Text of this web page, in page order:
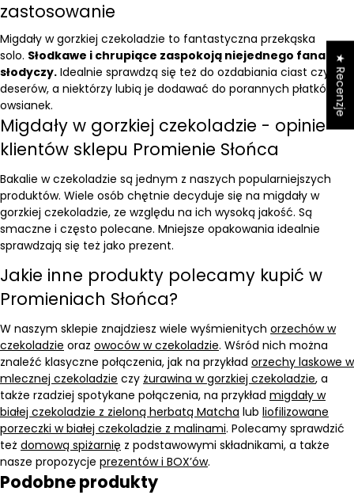
zastosowanie
Migdały w gorzkiej czekoladzie to fantastyczna przekąska
solo. Słodkawe i chrupiące zaspokoją niejednego fana
słodyczy. Idealnie sprawdzą się też do ozdabiania ciast czy
deserów, a niektórzy lubią je dodawać do porannych płatków i
owsianek.
Migdały w gorzkiej czekoladzie - opinie
klientów sklepu Promienie Słońca
Bakalie w czekoladzie są jednym z naszych popularniejszych
produktów. Wiele osób chętnie decyduje się na migdały w
gorzkiej czekoladzie, ze względu na ich wysoką jakość. Są
smaczne i często polecane. Mniejsze opakowania idealnie
sprawdzają się też jako prezent.
Jakie inne produkty polecamy kupić w
Promieniach Słońca?
W naszym sklepie znajdziesz wiele wyśmienitych orzechów w
czekoladzie oraz owoców w czekoladzie. Wśród nich można
znaleźć klasyczne połączenia, jak na przykład orzechy laskowe w
mlecznej czekoladzie czy żurawina w gorzkiej czekoladzie, a
także rzadziej spotykane połączenia, na przykład migdały w
białej czekoladzie z zieloną herbatą Matcha lub liofilizowane
porzeczki w białej czekoladzie z malinami. Polecamy sprawdzić
też domową spiżarnię z podstawowymi składnikami, a także
nasze propozycje prezentów i BOX’ów.
Podobne produkty
★ Recenzje